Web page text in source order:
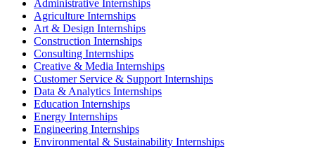
Administrative Internships
Agriculture Internships
Art & Design Internships
Construction Internships
Consulting Internships
Creative & Media Internships
Customer Service & Support Internships
Data & Analytics Internships
Education Internships
Energy Internships
Engineering Internships
Environmental & Sustainability Internships